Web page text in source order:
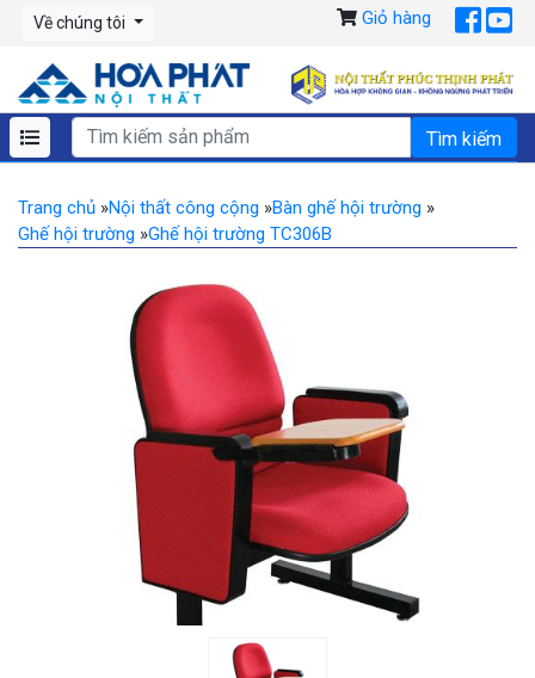
Về chúng tôi Giỏ hàng
Trang chủ »Nội thất công cộng »Bàn ghế hội trường »
Ghế hội trường »Ghế hội trường TC306B
Previous